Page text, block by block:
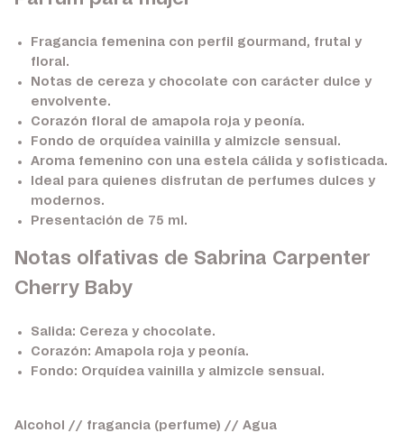
Fragancia femenina con perfil gourmand, frutal y
floral.
Notas de cereza y chocolate con carácter dulce y
envolvente.
Corazón floral de amapola roja y peonía.
Fondo de orquídea vainilla y almizcle sensual.
Aroma femenino con una estela cálida y sofisticada.
Ideal para quienes disfrutan de perfumes dulces y
modernos.
Presentación de 75 ml.
Notas olfativas de Sabrina Carpenter
Cherry Baby
Salida: Cereza y chocolate.
Corazón: Amapola roja y peonía.
Fondo: Orquídea vainilla y almizcle sensual.
Alcohol // fragancia (perfume) // Agua